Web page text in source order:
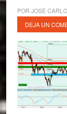
POR JOSE
DEJA UN